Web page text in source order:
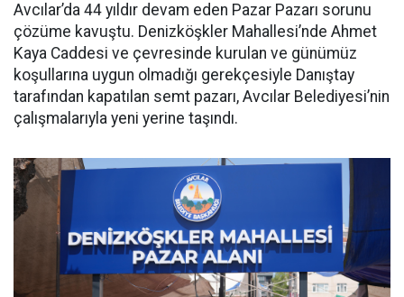
Avcılar’da 44 yıldır devam eden Pazar Pazarı sorunu
çözüme kavuştu. Denizköşkler Mahallesi’nde Ahmet
Kaya Caddesi ve çevresinde kurulan ve günümüz
koşullarına uygun olmadığı gerekçesiyle Danıştay
tarafından kapatılan semt pazarı, Avcılar Belediyesi’nin
çalışmalarıyla yeni yerine taşındı.